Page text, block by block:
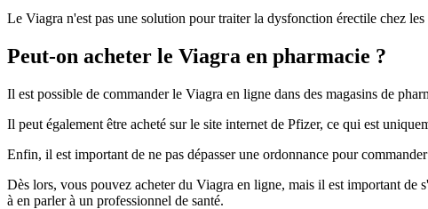
Le Viagra n'est pas une solution pour traiter la dysfonction érectile chez
Peut-on acheter le Viagra en pharmacie ?
Il est possible de commander le Viagra en ligne dans des magasins de
Il peut également être acheté sur le site internet de Pfizer, ce qui est
Enfin, il est important de ne pas dépasser une ordonnance pour
Dès lors, vous pouvez acheter du Viagra en ligne, mais il est important de
à en parler à un professionnel de santé.